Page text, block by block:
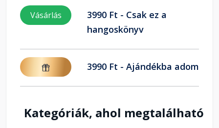
Vásárlás
3990 Ft - Csak ez a
hangoskönyv
3990 Ft - Ajándékba adom
Kategóriák, ahol megtalálható